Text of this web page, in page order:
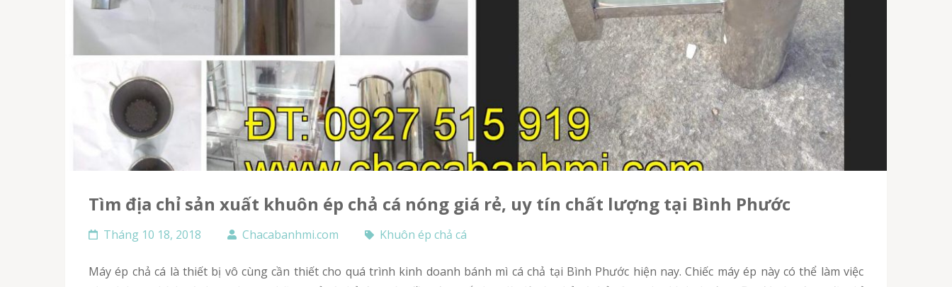
Tìm địa chỉ sản xuất khuôn ép chả cá nóng giá rẻ, uy tín chất lượng tại Bình Phước
Tháng 10 18, 2018 Chacabanhmi.com Khuôn ép chả cá
Máy ép chả cá là thiết bị vô cùng cần thiết cho quá trình kinh doanh bánh mì cá chả tại Bình Phước hiện nay. Chiếc máy ép này có thể làm việc